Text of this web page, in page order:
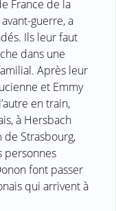
France de la
guerre, a
Ils leur faut
dans une
Après leur
et Emmy
en train,
à Hersbach
de Strasbourg,
personnes
font passer
qui arrivent à